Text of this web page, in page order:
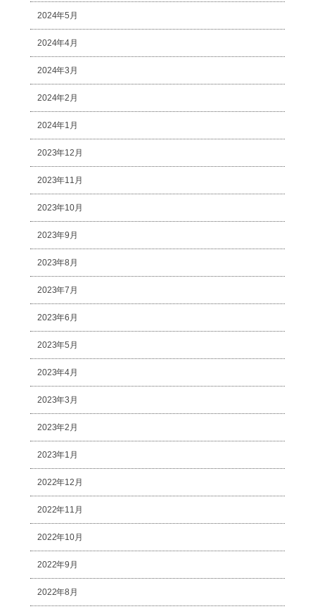
2024年5月
2024年4月
2024年3月
2024年2月
2024年1月
2023年12月
2023年11月
2023年10月
2023年9月
2023年8月
2023年7月
2023年6月
2023年5月
2023年4月
2023年3月
2023年2月
2023年1月
2022年12月
2022年11月
2022年10月
2022年9月
2022年8月